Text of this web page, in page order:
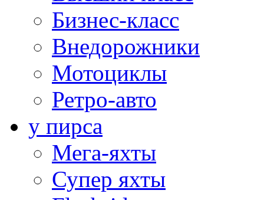
Бизнес-класс
Внедорожники
Мотоциклы
Ретро-авто
у пирса
Мега-яхты
Супер яхты